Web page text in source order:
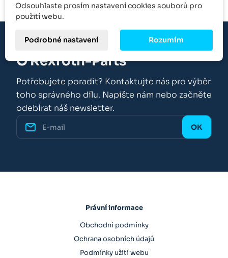
O Rexroth-Parts
Potřebujete poradit? Kontaktujte nás pro výběr
toho správného dílu. Napište nám nebo začněte
odebírat náš newsletter.
Právní informace
Obchodní podmínky
Ochrana osobních údajů
Podmínky užití webu
Odsouhlaste prosím nastavení cookies souborů pro
použití webu.
Podrobné nastavení Rozumím